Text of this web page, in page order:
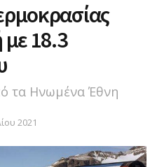
18.3
τα Ηνωμένα Έθνη
2021